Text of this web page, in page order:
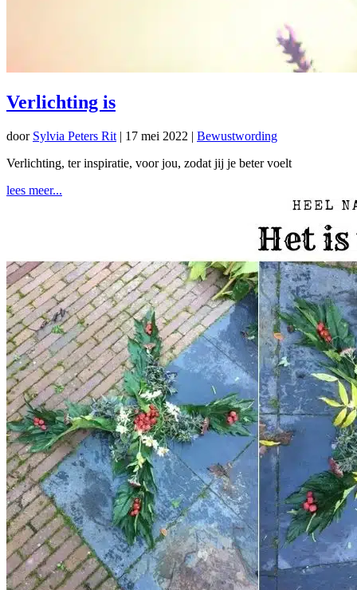
Verlichting is
door Sylvia Peters Rit | 17 mei 2022 | Bewustwording
Verlichting, ter inspiratie, voor jou, zodat jij je beter voelt
lees meer...